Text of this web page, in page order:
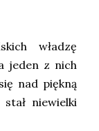
władzę
jeden z nich
nad piękną
niewielki